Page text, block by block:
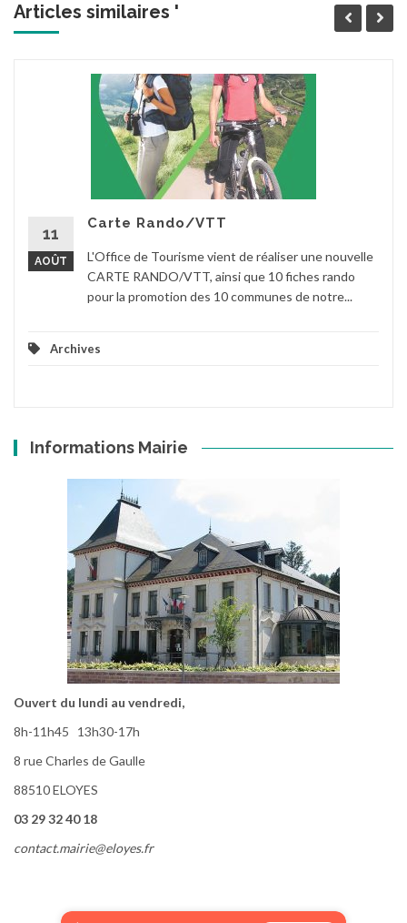
Articles similaires '
11
AOÛT
Carte Rando/VTT
L'Office de Tourisme vient de réaliser une nouvelle
CARTE RANDO/VTT, ainsi que 10 fiches rando
pour la promotion des 10 communes de notre...
Archives
Informations Mairie
Ouvert du lundi au vendredi,
8h-11h45 13h30-17h
8 rue Charles de Gaulle
88510 ELOYES
03 29 32 40 18
contact.mairie@eloyes.fr